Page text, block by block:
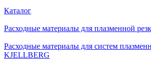
Каталог
Расходные материалы для плазменной
Расходные материалы для систем
KJELLBERG